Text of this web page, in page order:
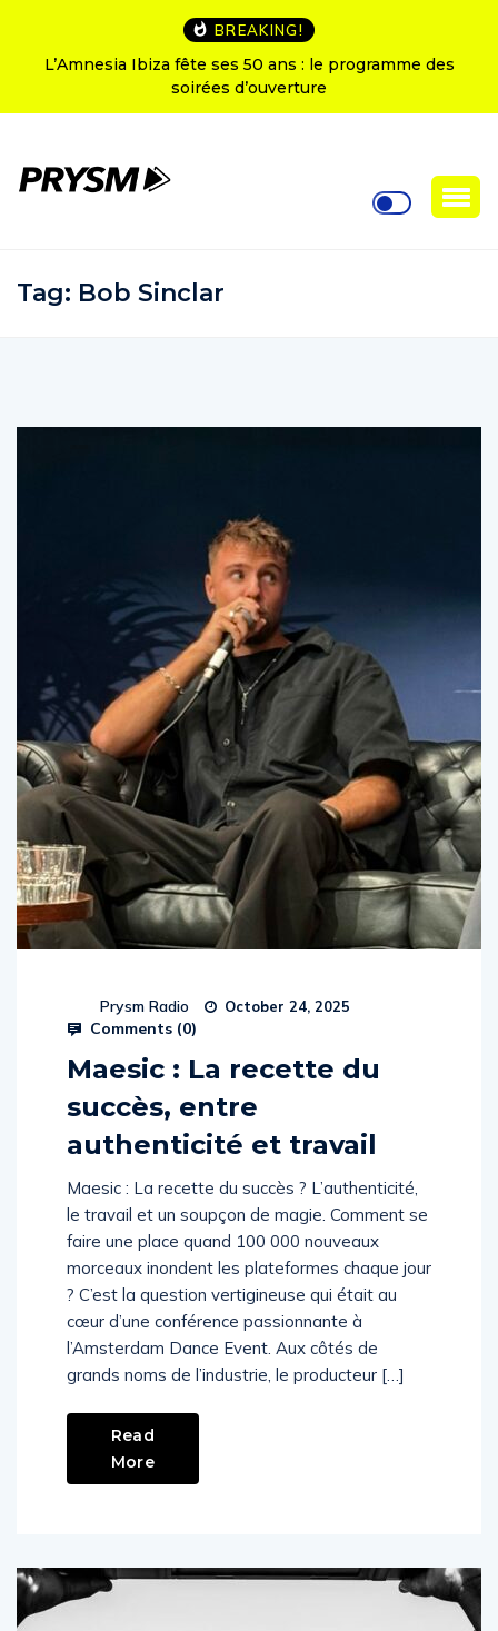
BREAKING!
L’Amnesia Ibiza fête ses 50 ans : le programme des
soirées d’ouverture
Tag: Bob Sinclar
Prysm Radio October 24, 2025
Comments (0)
Maesic : La recette du
succès, entre
authenticité et travail
Maesic : La recette du succès ? L’authenticité,
le travail et un soupçon de magie. Comment se
faire une place quand 100 000 nouveaux
morceaux inondent les plateformes chaque jour
? C’est la question vertigineuse qui était au
cœur d’une conférence passionnante à
l’Amsterdam Dance Event. Aux côtés de
grands noms de l’industrie, le producteur […]
Read
More